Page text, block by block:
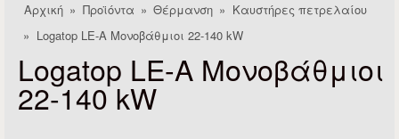
Είστε εδώ
Αρχική » Προϊόντα » Θέρμανση » Καυστήρες πετρελαίου
» Logatop LE-A Μονοβάθμιοι 22-140 kW
Logatop LE-A Μονοβάθμιοι
22-140 kW